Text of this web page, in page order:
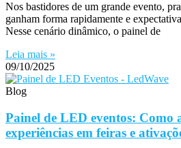
Nos bastidores de um grande evento,
ganham forma rapidamente e
Nesse cenário dinâmico, o painel de
Leia mais »
09/10/2025
Blog
Painel de LED eventos: Como
experiências em feiras e